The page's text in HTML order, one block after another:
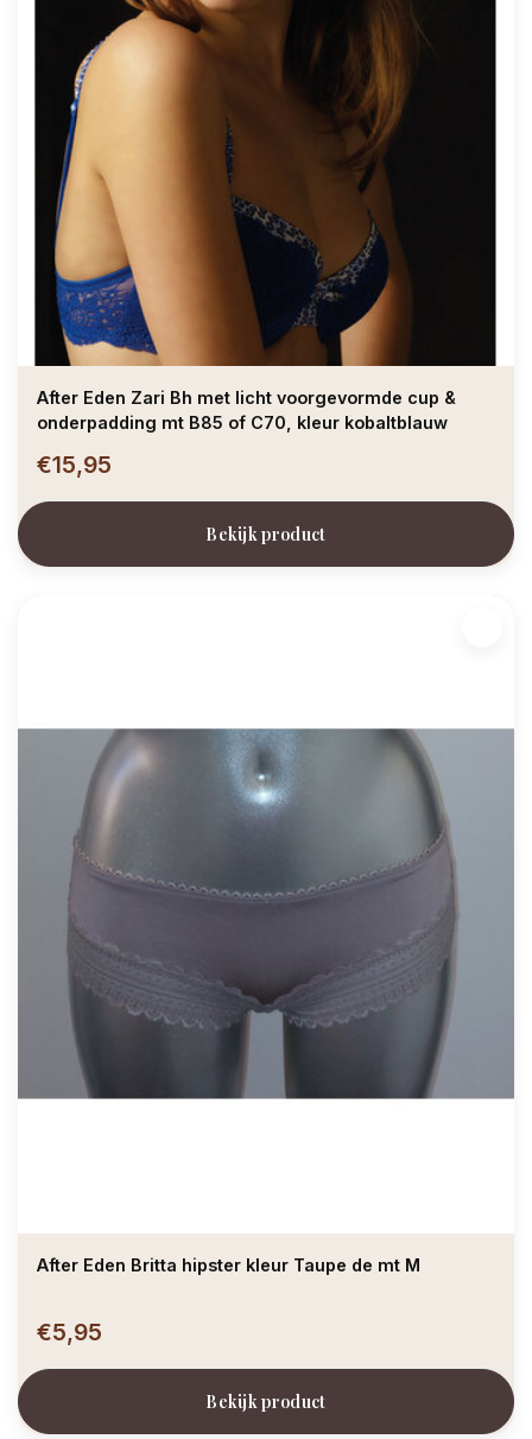
After Eden Zari Bh met licht voorgevormde cup &
onderpadding mt B85 of C70, kleur kobaltblauw
€15,95
Bekijk product
After Eden Britta hipster kleur Taupe de mt M
€5,95
Bekijk product